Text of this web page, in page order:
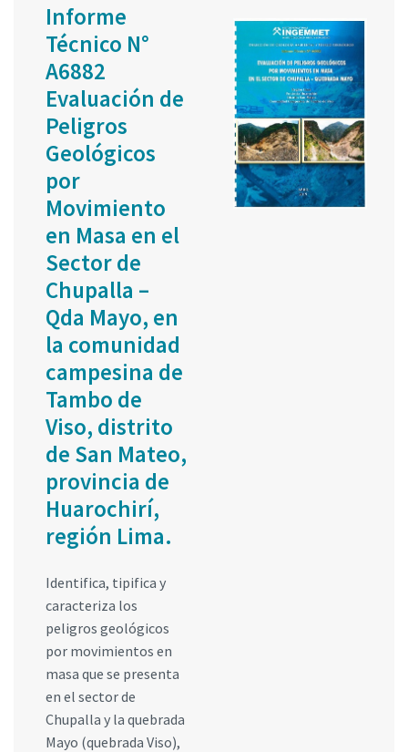
Informe
Técnico N°
A6882
Evaluación de
Peligros
Geológicos
por
Movimiento
en Masa en el
Sector de
Chupalla –
Qda Mayo, en
la comunidad
campesina de
Tambo de
Viso, distrito
de San Mateo,
provincia de
Huarochirí,
región Lima.
Identifica, tipifica y
caracteriza los
peligros geológicos
por movimientos en
masa que se presenta
en el sector de
Chupalla y la quebrada
Mayo (quebrada Viso),